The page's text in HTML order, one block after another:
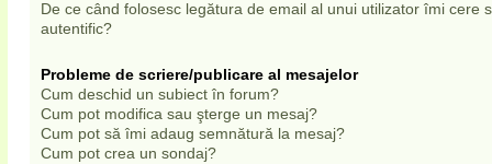
De ce când folosesc legătura de email al unui utilizator îmi cere
autentific?
Probleme de scriere/publicare al mesajelor
Cum deschid un subiect în forum?
Cum pot modifica sau şterge un mesaj?
Cum pot să îmi adaug semnătură la mesaj?
Cum pot crea un sondaj?